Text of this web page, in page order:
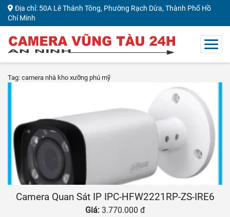
Địa chỉ: 50A Lê Thánh Tông, Phường Rạch Dừa, Thành Phố Hồ
Chí Minh
Tag: camera nhà kho xưỡng phú mỹ
Camera Quan Sát IP IPC-HFW2221RP-ZS-IRE6
Giá: 3.770.000 đ